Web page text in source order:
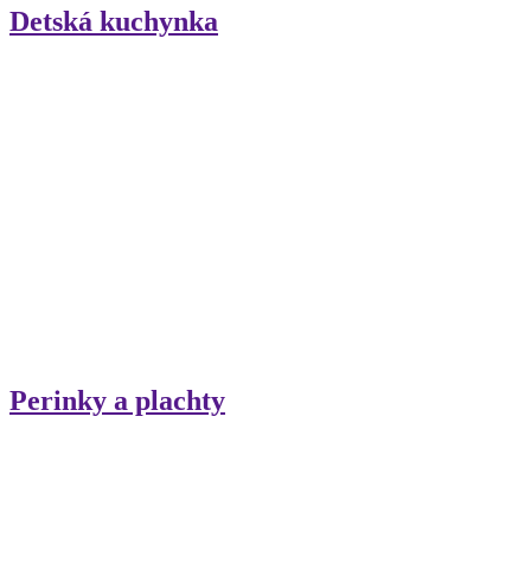
Detská kuchynka
Perinky a plachty